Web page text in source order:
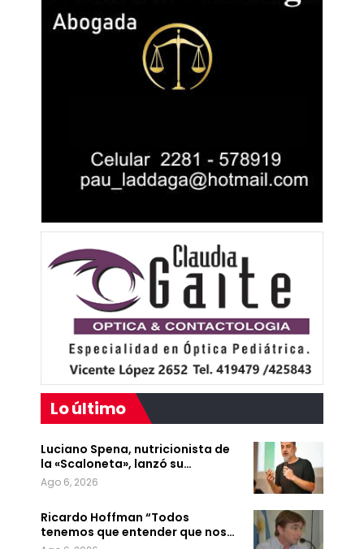
Lo último
Luciano Spena, nutricionista de
la «Scaloneta», lanzó su…
Ago 6, 2026
Ricardo Hoffman “Todos
tenemos que entender que nos…